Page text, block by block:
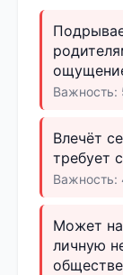
Важность:
Влечёт
требует
Важность:
Может
личную